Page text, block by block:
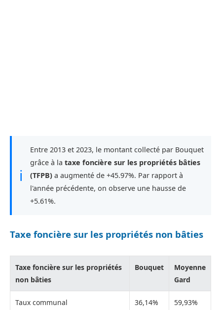
ℹ
Entre 2013 et 2023, le montant collecté par Bouquet
grâce à la taxe foncière sur les propriétés bâties
(TFPB) a augmenté de +45.97%. Par rapport à
l'année précédente, on observe une hausse de
+5.61%.
Taxe foncière sur les propriétés non bâties
Taxe foncière sur les propriétés
non bâties
Bouquet
Moyenne
Gard
Taux communal 36,14% 59,93%